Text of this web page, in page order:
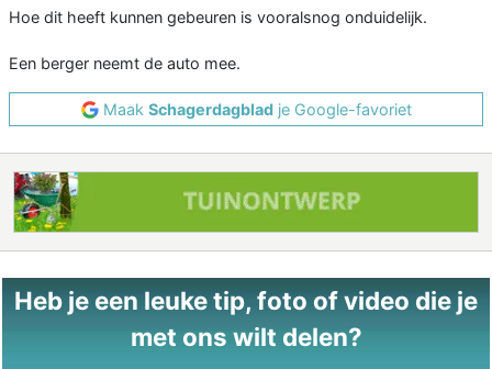
Hoe dit heeft kunnen gebeuren is vooralsnog onduidelijk.
Een berger neemt de auto mee.
Maak Schagerdagbladje Google-favoriet
Heb je een leuke tip, foto of video die je
met ons wilt delen?